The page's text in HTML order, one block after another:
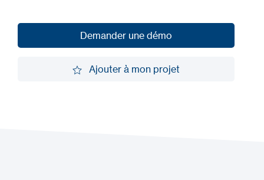
Demander une démo
Ajouter à mon projet